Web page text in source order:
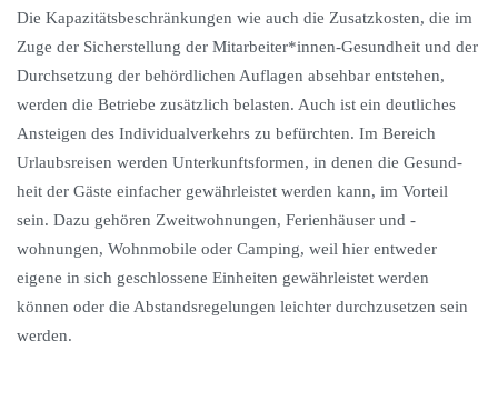
Die Kapazitätsbeschränkungen wie auch die Zusatzkosten, die im
Zuge der Sicherstellung der Mitarbeiter*innen-Gesundheit und der
Durchsetzung der behördlichen Auflagen absehbar entstehen,
werden die Betriebe zusätzlich belasten. Auch ist ein deutliches
Ansteigen des Individualverkehrs zu befürchten. Im Bereich
Urlaubsreisen werden Unterkunftsformen, in denen die Gesund-
heit der Gäste einfacher gewährleistet werden kann, im Vorteil
sein. Dazu gehören Zweitwohnungen, Ferienhäuser und -
wohnungen, Wohnmobile oder Camping, weil hier entweder
eigene in sich geschlossene Einheiten gewährleistet werden
können oder die Abstandsregelungen leichter durchzusetzen sein
werden.